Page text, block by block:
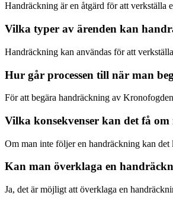
Handräckning är en åtgärd för att verkställa
Vilka typer av ärenden kan
Handräckning kan användas för att
Hur går processen till när man
För att begära handräckning av
Vilka konsekvenser kan det få
Om man inte följer en handräckning kan
Kan man överklaga en
Ja, det är möjligt att överklaga en